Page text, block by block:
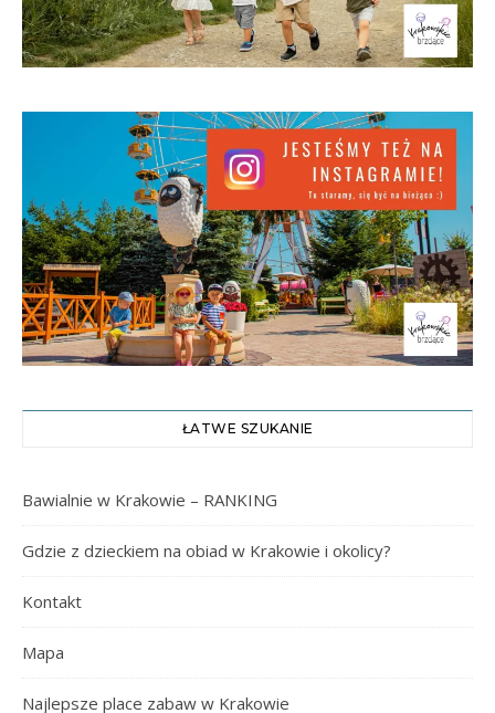
ŁATWE SZUKANIE
Bawialnie w Krakowie – RANKING
Gdzie z dzieckiem na obiad w Krakowie i okolicy?
Kontakt
Mapa
Najlepsze place zabaw w Krakowie